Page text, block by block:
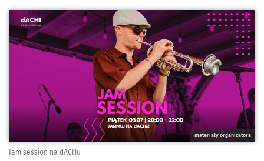
Kliknij, aby powiększyć
materiały organizatora
Jam session na dACHu